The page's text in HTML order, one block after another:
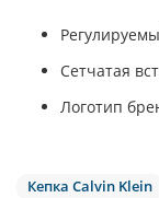
Сетчатая
Логотип
Кепка Calvin Klein